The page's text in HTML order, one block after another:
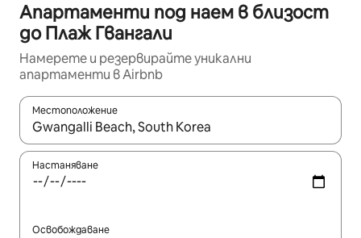
Апартаменти под наем в близост
до Плаж Гвангали
Намерете и резервирайте уникални
апартаменти в Airbnb
Местоположение
Когато резултатите се покажат, използвайте
Настаняване
Освобождаване